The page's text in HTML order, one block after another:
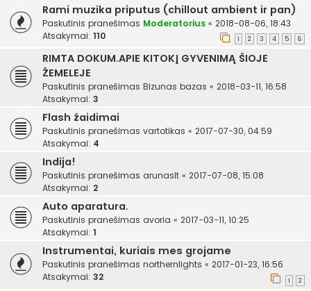
Rami muzika priputus (chillout ambient ir pan)
Paskutinis pranešimas Moderatorius « 2018-08-06, 18:43
Atsakymai: 110 1 2 3 4 5 6
RIMTA DOKUM.APIE KITOKĮ GYVENIMĄ ŠIOJE
ŽEMELEJE
Paskutinis pranešimas Bizunas bazas « 2018-03-11, 16:58
Atsakymai: 3
Flash žaidimai
Paskutinis pranešimas vartotikas « 2017-07-30, 04:59
Atsakymai: 4
Indija!
Paskutinis pranešimas arunaslt « 2017-07-08, 15:08
Atsakymai: 2
Auto aparatura.
Paskutinis pranešimas avoria « 2017-03-11, 10:25
Atsakymai: 1
Instrumentai, kuriais mes grojame
Paskutinis pranešimas northernlights « 2017-01-23, 16:56
Atsakymai: 32 1 2